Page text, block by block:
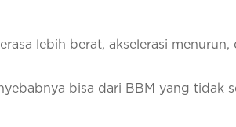
lebih berat, akselerasi menurun,
bisa dari BBM yang tidak